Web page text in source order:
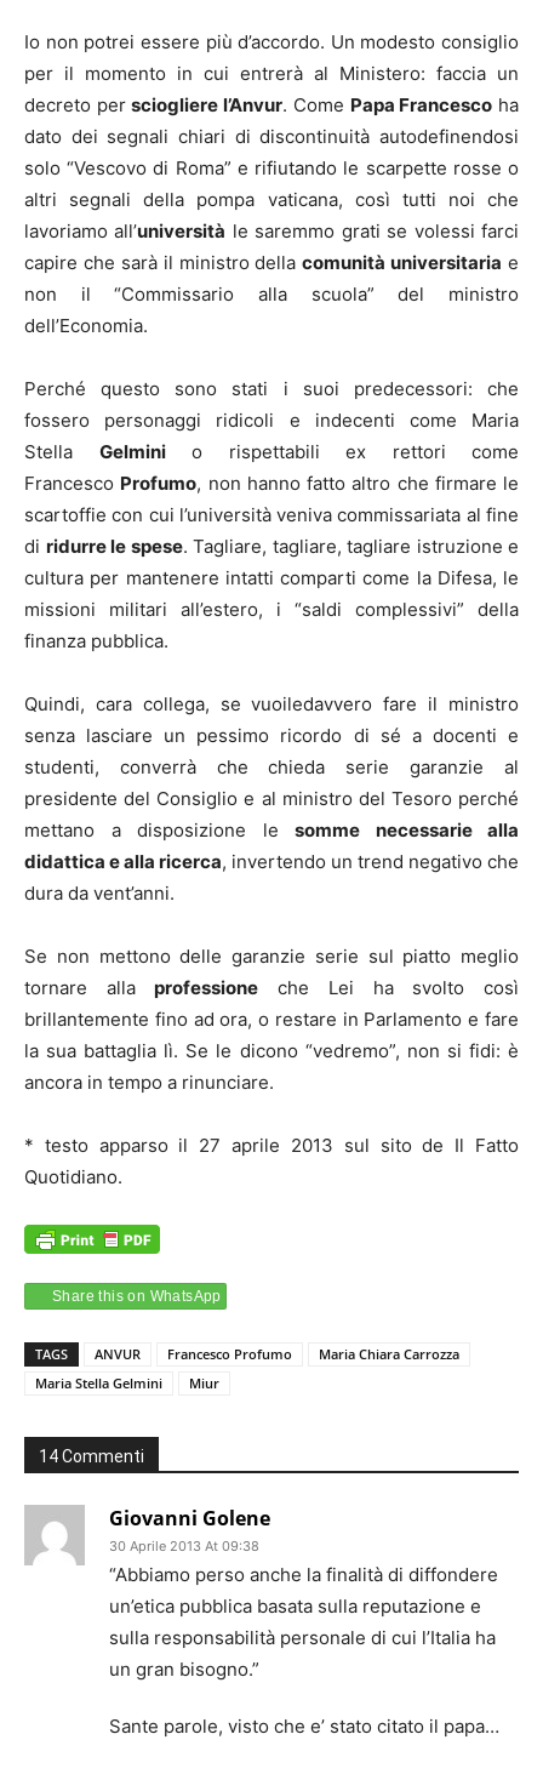
Io non potrei essere più d’accordo. Un modesto consiglio
per il momento in cui entrerà al Ministero: faccia un
decreto persciogliere l’Anvur. Come Papa Francesco ha
dato dei segnali chiari di discontinuità autodefinendosi
solo “Vescovo di Roma” e rifiutando le scarpette rosse o
altri segnali della pompa vaticana, così tutti noi che
lavoriamo all’università le saremmo grati se volessi farci
capire che sarà il ministro dellacomunità universitaria e
non il “Commissario alla scuola” del ministro
dell’Economia.
Perché questo sono stati i suoi predecessori: che
fossero personaggi ridicoli e indecenti come Maria
Stella Gelminio rispettabili ex rettori come
Francesco Profumo, non hanno fatto altro che firmare le
scartoffie con cui l’università veniva commissariata al fine
di ridurre le spese. Tagliare, tagliare, tagliare istruzione e
cultura per mantenere intatti comparti come la Difesa, le
missioni militari all’estero, i “saldi complessivi” della
finanza pubblica.
Quindi, cara collega, se vuoiledavvero fare il ministro
senza lasciare un pessimo ricordo di sé a docenti e
studenti, converrà che chieda serie garanzie al
presidente del Consiglio e al ministro del Tesoro perché
mettano a disposizione le somme necessarie alla
didattica e alla ricerca, invertendo un trend negativo che
dura da vent’anni.
Se non mettono delle garanzie serie sul piatto meglio
tornare allaprofessione che Lei ha svolto così
brillantemente fino ad ora, o restare in Parlamento e fare
la sua battaglia lì. Se le dicono “vedremo”, non si fidi: è
ancora in tempo a rinunciare.
* testo apparso il 27 aprile 2013 sul sito de Il Fatto
Quotidiano.
Share this on WhatsApp
TAGS ANVUR Francesco Profumo
Maria Chiara Carrozza
Maria Stella Gelmini
Miur
14 Commenti
Giovanni Golene
30 Aprile 2013 At 09:38
“Abbiamo perso anche la finalità di diffondere
un’etica pubblica basata sulla reputazione e
sulla responsabilità personale di cui l’Italia ha
un gran bisogno.”
Sante parole, visto che e’ stato citato il papa…